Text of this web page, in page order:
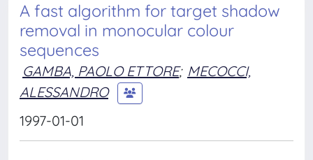
A fast algorithm for target shadow
removal in monocular colour
sequences
GAMBA, PAOLO ETTORE; MECOCCI,
ALESSANDRO
1997-01-01